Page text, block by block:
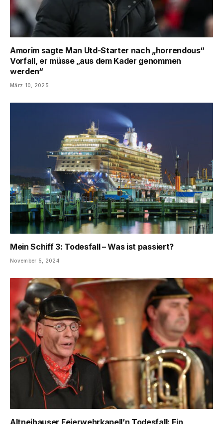
Amorim sagte Man Utd-Starter nach „horrendous“
Vorfall, er müsse „aus dem Kader genommen
werden“
März 10, 2025
Mein Schiff 3: Todesfall – Was ist passiert?
November 5, 2024